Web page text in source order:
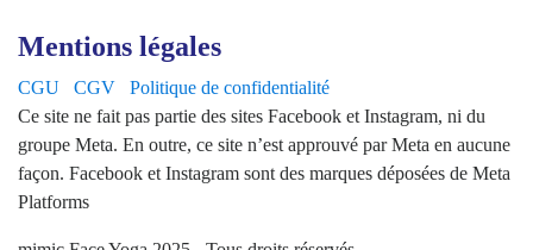
Mentions légales
CGU CGV
Politique de confidentialité
Ce site ne fait pas partie des sites Facebook et Instagram, ni du
groupe Meta. En outre, ce site n’est approuvé par Meta en aucune
façon. Facebook et Instagram sont des marques déposées de Meta
Platforms